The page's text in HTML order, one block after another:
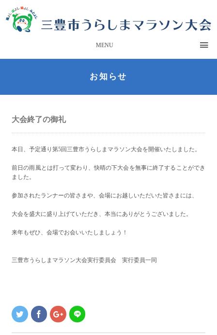
MENU
お知らせ
大会終了の御礼
本日、予定通り第5回三豊市うらしまマラソン大会を開催いたしました。
前日の雨風とは打って変わり、快晴の下大会を無事に終了することができ
ました。
参加されたランナーの皆さまや、会場にお越しいただいた皆さまには、
大会を盛大に盛り上げていただき、本当にありがとうございました。
来年もぜひ、会場でお会いいたしましょう！
三豊市うらしまマラソン大会実行委員会 実行委員一同